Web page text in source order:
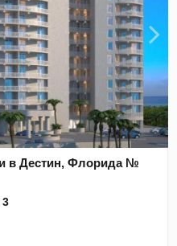
в Дестин, Флорида №
3